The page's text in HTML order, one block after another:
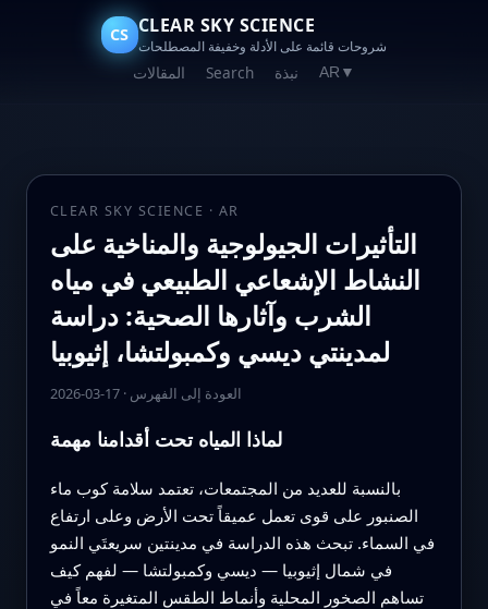
CS CLEAR SKY SCIENCE
شروحات قائمة على الأدلة وخفيفة المصطلحات
المقالات Search نبذة AR ▼
CLEAR SKY SCIENCE · AR
التأثيرات الجيولوجية والمناخية على
النشاط الإشعاعي الطبيعي في مياه
الشرب وآثارها الصحية: دراسة
لمدينتي ديسي وكمبولتشا، إثيوبيا
2026-03-17· العودة إلى الفهرس
لماذا المياه تحت أقدامنا مهمة
بالنسبة للعديد من المجتمعات، تعتمد سلامة كوب ماء
الصنبور على قوى تعمل عميقاً تحت الأرض وعلى ارتفاع
في السماء. تبحث هذه الدراسة في مدينتين سريعتَي النمو
في شمال إثيوبيا — ديسي وكمبولتشا — لفهم كيف
تساهم الصخور المحلية وأنماط الطقس المتغيرة معاً في